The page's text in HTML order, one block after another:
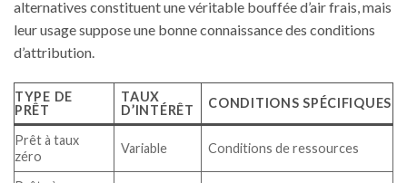
alternatives constituent une véritable bouffée d’air frais, mais
leur usage suppose une bonne connaissance des conditions
d’attribution.
TYPE DE
PRÊT
TAUX
D’INTÉRÊT
CONDITIONS SPÉCIFIQUES
Prêt à taux
zéro
Variable Conditions de ressources